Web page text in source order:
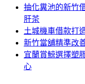
抽化糞池的新竹
肝茶
土城機車借款打
新竹當舖精準改
宜蘭賞鯨選擇塑
心